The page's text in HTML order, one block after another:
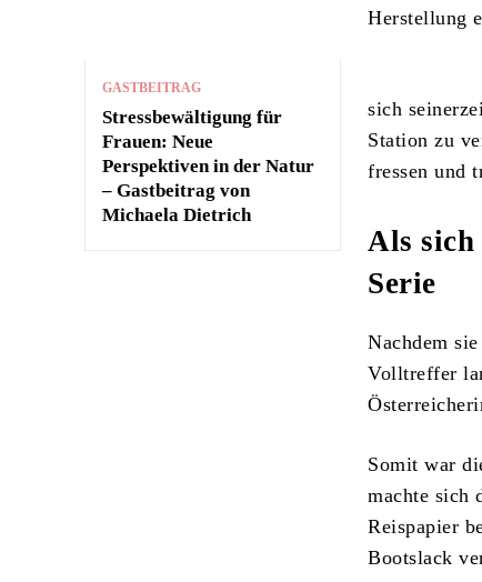
GASTBEITRAG
Stressbewältigung für
Frauen: Neue
Perspektiven in der Natur
– Gastbeitrag von
Michaela Dietrich
Herstellung
sich
Station zu
fressen und
Als
Serie
Nachdem
Volltreffer
Somit war
machte sich
Reispapier
Bootslack